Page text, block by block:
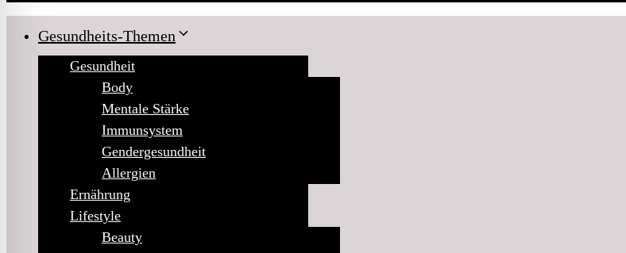
Gesundheits-Themen
Gesundheit
Body
Mentale Stärke
Immunsystem
Gendergesundheit
Allergien
Ernährung
Lifestyle
Beauty